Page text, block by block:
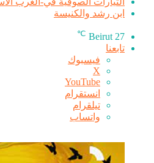
ابن رشد والكنيسة
Beirut 27
℃
تابعنا
فيسبوك
‫X
‫YouTube
انستقرام
تيلقرام
واتساب